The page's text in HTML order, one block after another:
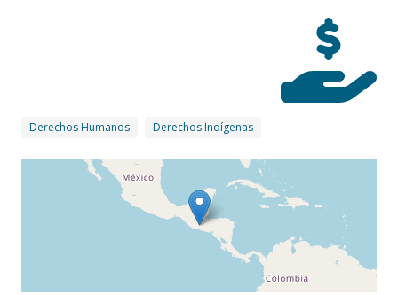
Derechos Humanos Derechos Indígenas